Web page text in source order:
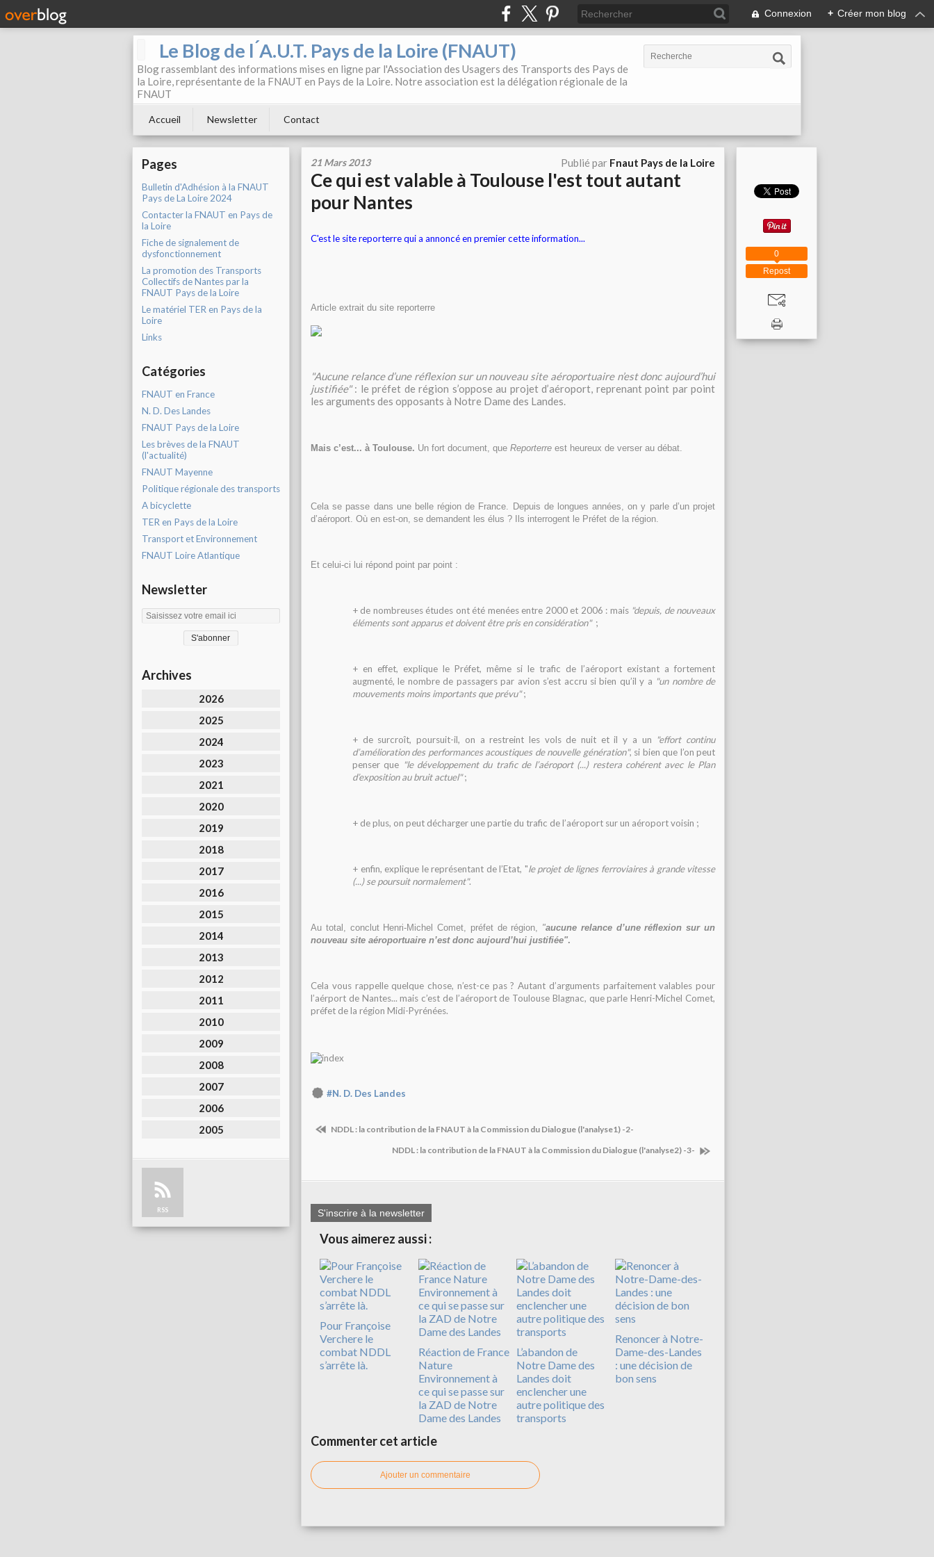
Connexion + Créer mon blog
Le Blog de l ́A.U.T. Pays de la Loire (FNAUT)
Blog rassemblant des informations mises en ligne par l'Association des Usagers des Transports des Pays de
la Loire, représentante de la FNAUT en Pays de la Loire. Notre association est la délégation régionale de la
FNAUT
Accueil Newsletter Contact
Pages
Bulletin d'Adhésion à la FNAUT
Pays de La Loire 2024
Contacter la FNAUT en Pays de
la Loire
Fiche de signalement de
dysfonctionnement
La promotion des Transports
Collectifs de Nantes par la
FNAUT Pays de la Loire
Le matériel TER en Pays de la
Loire
Links
Catégories
FNAUT en France
N. D. Des Landes
FNAUT Pays de la Loire
Les brèves de la FNAUT
(l'actualité)
FNAUT Mayenne
Politique régionale des transports
A bicyclette
TER en Pays de la Loire
Transport et Environnement
FNAUT Loire Atlantique
Newsletter
Archives
2026
2025
2024
2023
2021
2020
2019
2018
2017
2016
2015
2014
2013
2012
2011
2010
2009
2008
2007
2006
2005
RSS
21 Mars 2013 Publié par Fnaut Pays de la Loire
Ce qui est valable à Toulouse l'est tout autant
pour Nantes
C'est le site reporterre qui a annoncé en premier cette information...
Article extrait du site reporterre
"Aucune relance d’une réflexion sur un nouveau site aéroportuaire n’est donc aujourd’hui
justifiée": le préfet de région s’oppose au projet d’aéroport, reprenant point par point
les arguments des opposants à Notre Dame des Landes.
Mais c’est... à Toulouse. Un fort document, que Reporterre est heureux de verser au débat.
Cela se passe dans une belle région de France. Depuis de longues années, on y parle d’un projet
d’aéroport. Où en est-on, se demandent les élus ? Ils interrogent le Préfet de la région.
Et celui-ci lui répond point par point :
+ de nombreuses études ont été menées entre 2000 et 2006 : mais "depuis, de nouveaux
éléments sont apparus et doivent être pris en considération";
+ en effet, explique le Préfet, même si le trafic de l’aéroport existant a fortement
augmenté, le nombre de passagers par avion s’est accru si bien qu’il y a "un nombre de
mouvements moins importants que prévu";
+ de surcroît, poursuit-il, on a restreint les vols de nuit et il y a un
"effort continu
d’amélioration des performances acoustiques de nouvelle génération", si bien que l’on peut
penser que "le développement du trafic de l’aéroport (...) restera cohérent avec le Plan
d’exposition au bruit actuel";
+ de plus, on peut décharger une partie du trafic de l’aéroport sur un aéroport voisin ;
+ enfin, explique le représentant de l’Etat, "le projet de lignes ferroviaires à grande vitesse
(...) se poursuit normalement".
Au total, conclut Henri-Michel Comet, préfet de région, "aucune relance d’une réflexion sur un
nouveau site aéroportuaire n’est donc aujourd’hui justifiée".
Cela vous rappelle quelque chose, n’est-ce pas ? Autant d’arguments parfaitement valables pour
l’aérport de Nantes... mais c’est de l’aéroport de Toulouse Blagnac, que parle Henri-Michel Comet,
préfet de la région Midi-Pyrénées.
#N. D. Des Landes
NDDL : la contribution de la FNAUT à la Commission du Dialogue (l'analyse1) -2-
NDDL : la contribution de la FNAUT à la Commission du Dialogue (l'analyse2) -3-
S'inscrire à la newsletter
Vous aimerez aussi :
Pour Françoise
Verchere le
combat NDDL
s’arrête là.
Réaction de France
Nature
Environnement à
ce qui se passe sur
la ZAD de Notre
Dame des Landes
L’abandon de
Notre Dame des
Landes doit
enclencher une
autre politique des
transports
Renoncer à Notre-
Dame-des-Landes
: une décision de
bon sens
Commenter cet article
Ajouter un commentaire
Repost
0